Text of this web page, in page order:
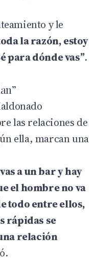
y le
la razón, estoy
para dónde vas”.
las relaciones de
ella, marcan una
a un bar y hay
el hombre no va
todo entre ellos,
rápidas se
relación